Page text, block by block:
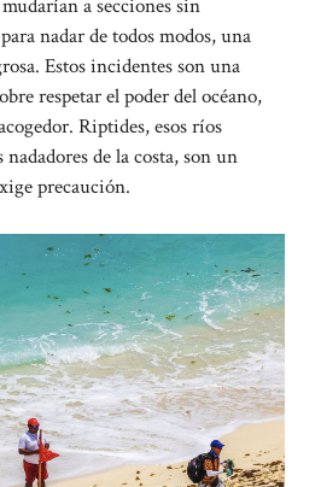
a secciones sin
nadar de todos modos, una
Estos incidentes son una
respetar el poder del océano,
Riptides, esos ríos
de la costa, son un
precaución.